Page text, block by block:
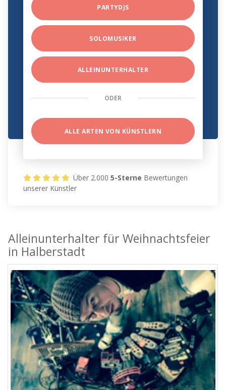
PARTYDJS
SOLOMUSIKER
ALLEINUNTERHALTER
ODER
ALLE ARTEN VON KÜNSTLERN
Über 2.0005-Sterne Bewertungen
unserer Künstler
Alleinunterhalter für Weihnachtsfeier
in Halberstadt
ProArtist